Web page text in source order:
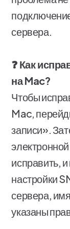
сервера.
❓ Как
на Mac?
Чтобы
Mac,
записи».
исправить,
настройки
сервера,
указаны